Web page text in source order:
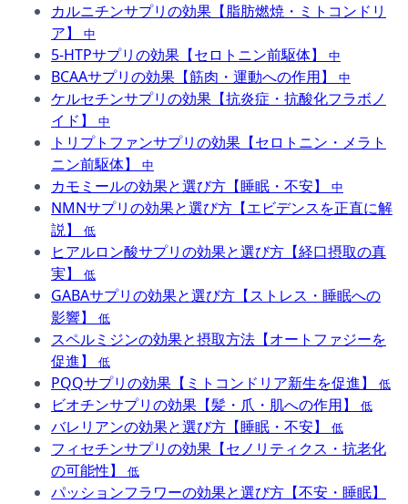
カルニチンサプリの効果【脂肪燃焼・ミトコンドリ
ア】
中
5-HTPサプリの効果【セロトニン前駆体】 中
BCAAサプリの効果【筋肉・運動への作用】 中
ケルセチンサプリの効果【抗炎症・抗酸化フラボノ
イド】
中
トリプトファンサプリの効果【セロトニン・メラト
ニン前駆体】
中
カモミールの効果と選び方【睡眠・不安】 中
NMNサプリの効果と選び方【エビデンスを正直に解
説】
低
ヒアルロン酸サプリの効果と選び方【経口摂取の真
実】
低
GABAサプリの効果と選び方【ストレス・睡眠への
影響】
低
スペルミジンの効果と摂取方法【オートファジーを
促進】
低
PQQサプリの効果【ミトコンドリア新生を促進】 低
ビオチンサプリの効果【髪・爪・肌への作用】 低
バレリアンの効果と選び方【睡眠・不安】 低
フィセチンサプリの効果【セノリティクス・抗老化
の可能性】
低
パッションフラワーの効果と選び方【不安・睡眠】